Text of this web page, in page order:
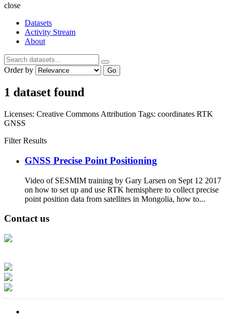
close
Datasets
Activity Stream
About
Order by Go
1 dataset found
Licenses: Creative Commons Attribution Tags: coordinates RTK
GNSS
Filter Results
GNSS Precise Point Positioning
Video of SESMIM training by Gary Larsen on Sept 12 2017
on how to set up and use RTK hemisphere to collect precise
point position data from satellites in Mongolia, how to...
Contact us